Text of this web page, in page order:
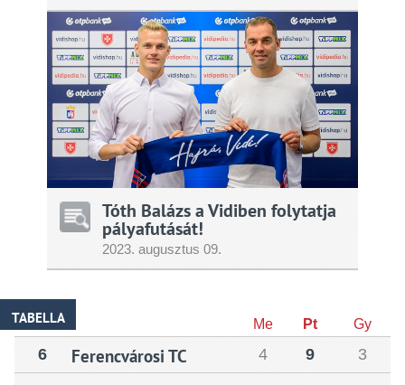
Tóth Balázs a Vidiben folytatja
pályafutását!
2023.augusztus 09.
TABELLA Me Pt Gy
6 Ferencvárosi TC 4 9
3